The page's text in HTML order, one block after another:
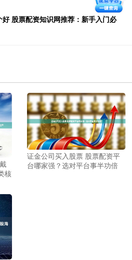
股票配资知识网推荐：新手入门必
核
证金公司买入股票 股票配资平
台哪家强？选对平台事半功倍